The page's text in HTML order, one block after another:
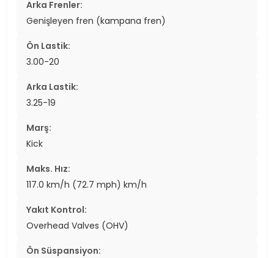
Arka Frenler:
Genişleyen fren (kampana fren)
Ön Lastik:
3.00-20
Arka Lastik:
3.25-19
Marş:
Kick
Maks. Hız:
117.0 km/h (72.7 mph) km/h
Yakıt Kontrol:
Overhead Valves (OHV)
Ön Süspansiyon: